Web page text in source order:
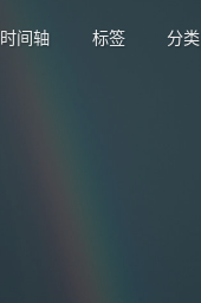
时间轴 标签 分类